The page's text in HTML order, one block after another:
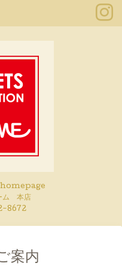
ム 本店
8672
案内